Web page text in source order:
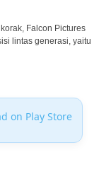
Falcon Pictures
lintas generasi, yaitu